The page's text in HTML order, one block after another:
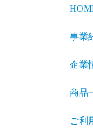
事業
企業
商品
ご利